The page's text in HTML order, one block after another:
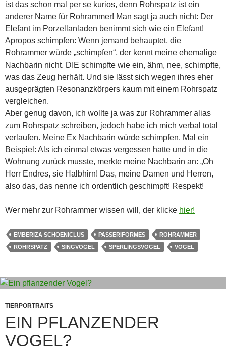
ist das schon mal per se kurios, denn Rohrspatz ist ein
anderer Name für Rohrammer! Man sagt ja auch nicht: Der
Elefant im Porzellanladen benimmt sich wie ein Elefant!
Apropos schimpfen: Wenn jemand behauptet, die
Rohrammer würde „schimpfen“, der kennt meine ehemalige
Nachbarin nicht. DIE schimpfte wie ein, ähm, nee, schimpfte,
was das Zeug herhält. Und sie lässt sich wegen ihres eher
ausgeprägten Resonanzkörpers kaum mit einem Rohrspatz
vergleichen.
Aber genug davon, ich wollte ja was zur Rohrammer alias
zum Rohrspatz schreiben, jedoch habe ich mich verbal total
verlaufen. Meine Ex Nachbarin würde schimpfen. Mal ein
Beispiel: Als ich einmal etwas vergessen hatte und in die
Wohnung zurück musste, merkte meine Nachbarin an: „Oh
Herr Endres, sie Halbhirn! Das, meine Damen und Herren,
also das, das nenne ich ordentlich geschimpft! Respekt!
Wer mehr zur Rohrammer wissen will, der klicke hier!
EMBERIZA SCHOENICLUS PASSERIFORMES
ROHRAMMER
ROHRSPATZ
SINGVOGEL SPERLINGSVOGEL VOGEL
TIERPORTRAITS
EIN PFLANZENDER
VOGEL?